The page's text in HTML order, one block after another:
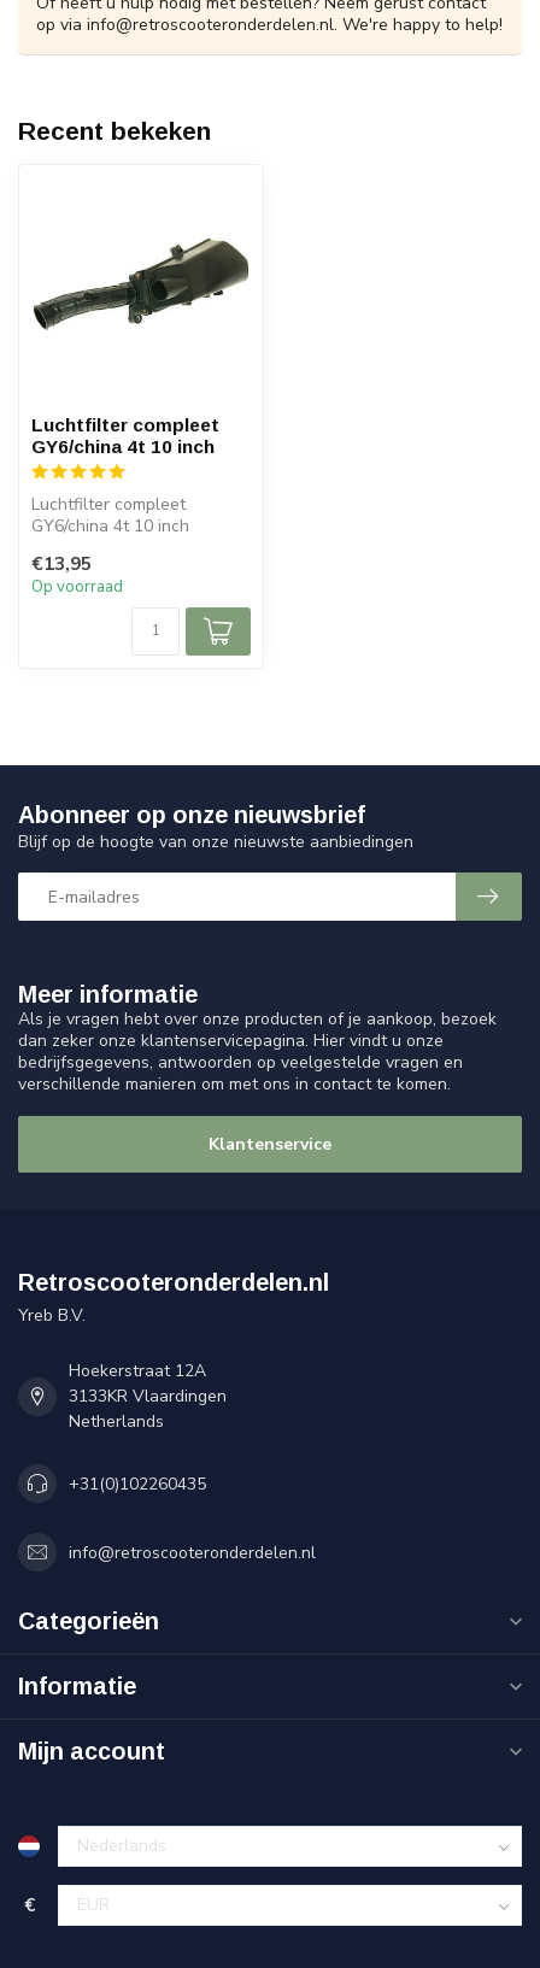
op via info@retroscooteronderdelen.nl. We're happy to help!
Recent bekeken
Luchtfilter compleet
GY6/china 4t 10 inch
Luchtfilter compleet
GY6/china 4t 10 inch
€13,95
Op voorraad
Meer informatie
Als je vragen hebt over onze producten of je aankoop, bezoek
dan zeker onze klantenservicepagina. Hier vindt u onze
bedrijfsgegevens, antwoorden op veelgestelde vragen en
verschillende manieren om met ons in contact te komen.
Klantenservice
Abonneer op onze nieuwsbrief
Blijf op de hoogte van onze nieuwste aanbiedingen
Retroscooteronderdelen.nl
Yreb B.V.
Hoekerstraat 12A
3133KR Vlaardingen
Netherlands
+31(0)102260435
info@retroscooteronderdelen.nl
Categorieën
Informatie
Mijn account
€